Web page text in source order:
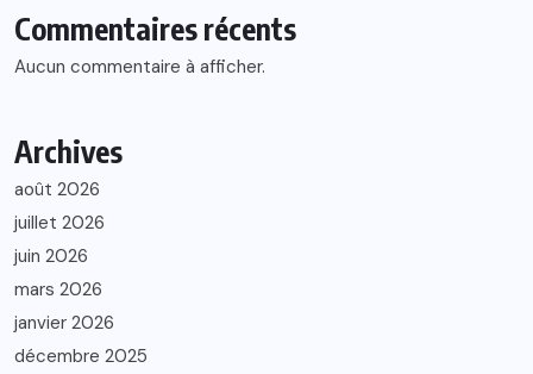
Commentaires récents
Aucun commentaire à afficher.
Archives
août 2026
juillet 2026
juin 2026
mars 2026
janvier 2026
décembre 2025